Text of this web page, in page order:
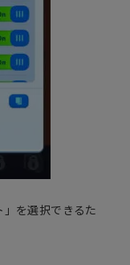
を選択できるた